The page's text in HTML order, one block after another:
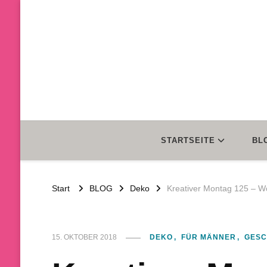
STARTSEITE
Start BLOG Deko Kreativer Montag 125 –
15. OKTOBER 2018 DEKO FÜR MÄNNER